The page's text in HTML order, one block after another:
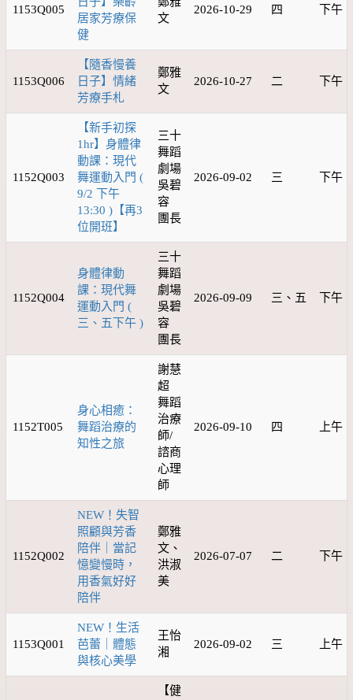
1153Q005
居家芳療保
健
文
2026-10-29 四 下午
1153Q006
【隨香慢養
日子】情緒
芳療手札
鄭雅
文
2026-10-27 二 下午
1152Q003
【新手初探
1hr】身體律
動課：現代
舞運動入門 (
9/2 下午
13:30 )【再3
位開班】
三十
舞蹈
劇場
吳碧
容
團長
2026-09-02 三 下午
1152Q004
身體律動
課：現代舞
運動入門 (
三、五下午 )
三十
舞蹈
劇場
吳碧
容
團長
2026-09-09 三、五 下午
1152T005
身心相癒：
舞蹈治療的
知性之旅
謝慧
超
舞蹈
治療
師/
諮商
心理
師
2026-09-10 四 上午
1152Q002
NEW！失智
照顧與芳香
陪伴｜當記
憶變慢時，
用香氣好好
陪伴
鄭雅
文、
洪淑
美
2026-07-07 二 下午
1153Q001
NEW！生活
芭蕾｜體態
與核心美學
王怡
湘
2026-09-02 三 上午
【健